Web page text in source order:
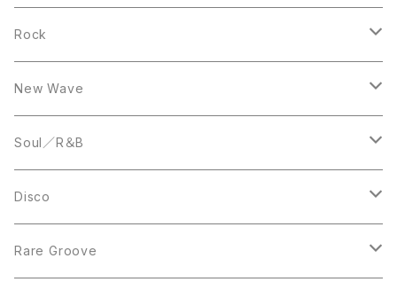
10inch
LP
12inch
LP
Rock
12inch
LP
New Wave
12inch
LP
Soul／R＆B
LP
12inch
Disco
7inch
Rare Groove